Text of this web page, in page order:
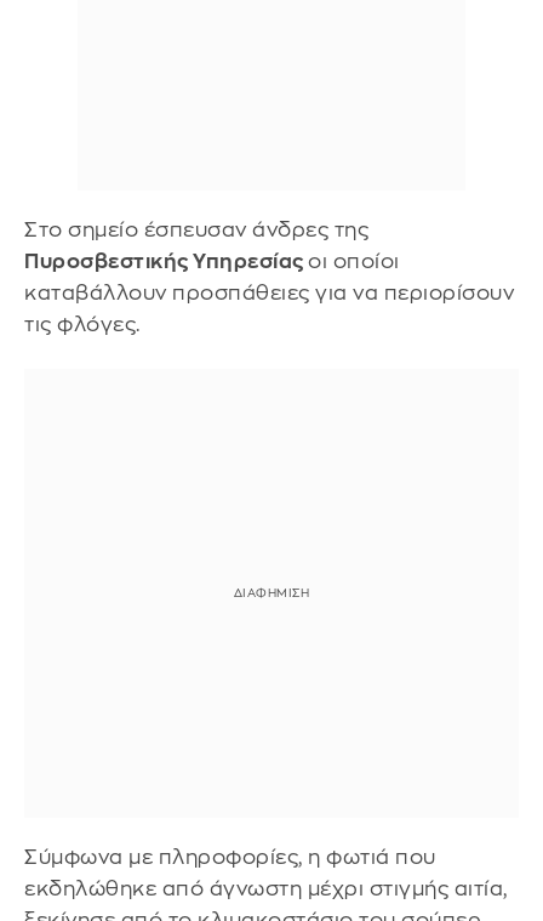
Στο σημείο έσπευσαν άνδρες της
Πυροσβεστικής Υπηρεσίας οι οποίοι
καταβάλλουν προσπάθειες για να περιορίσουν
τις φλόγες.
Σύμφωνα με πληροφορίες, η φωτιά που
εκδηλώθηκε από άγνωστη μέχρι στιγμής αιτία,